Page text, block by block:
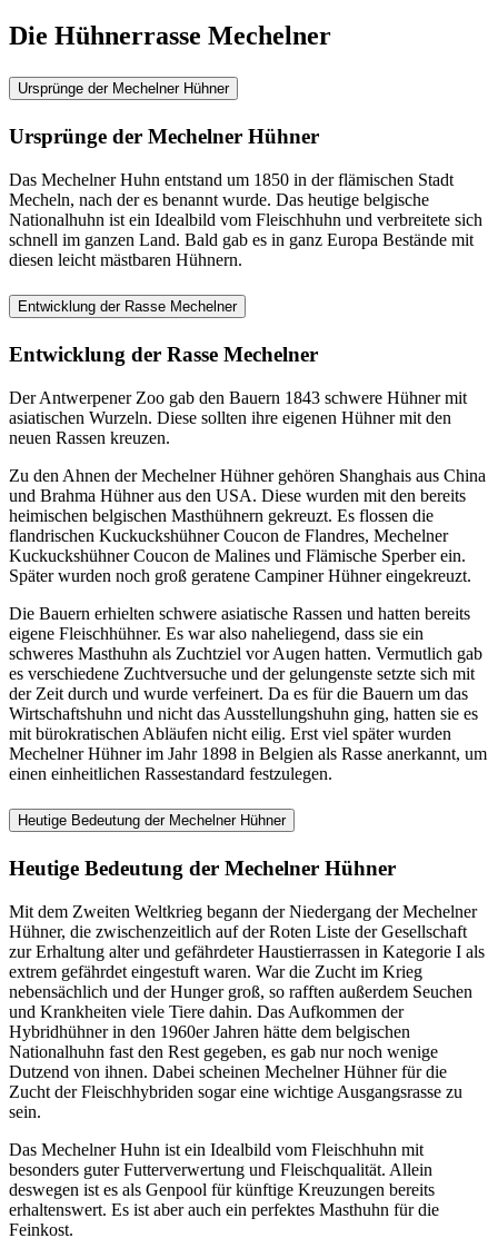
Die Hühnerrasse Mechelner
Ursprünge der Mechelner Hühner
Ursprünge der Mechelner Hühner
Das Mechelner Huhn entstand um 1850 in der flämischen Stadt
Mecheln, nach der es benannt wurde. Das heutige belgische
Nationalhuhn ist ein Idealbild vom Fleischhuhn und verbreitete sich
schnell im ganzen Land. Bald gab es in ganz Europa Bestände mit
diesen leicht mästbaren Hühnern.
Entwicklung der Rasse Mechelner
Entwicklung der Rasse Mechelner
Der Antwerpener Zoo gab den Bauern 1843 schwere Hühner mit
asiatischen Wurzeln. Diese sollten ihre eigenen Hühner mit den
neuen Rassen kreuzen.
Zu den Ahnen der Mechelner Hühner gehören Shanghais aus China
und Brahma Hühner aus den USA. Diese wurden mit den bereits
heimischen belgischen Masthühnern gekreuzt. Es flossen die
flandrischen Kuckuckshühner Coucon de Flandres, Mechelner
Kuckuckshühner Coucon de Malines und Flämische Sperber ein.
Später wurden noch groß geratene Campiner Hühner eingekreuzt.
Die Bauern erhielten schwere asiatische Rassen und hatten bereits
eigene Fleischhühner. Es war also naheliegend, dass sie ein
schweres Masthuhn als Zuchtziel vor Augen hatten. Vermutlich gab
es verschiedene Zuchtversuche und der gelungenste setzte sich mit
der Zeit durch und wurde verfeinert. Da es für die Bauern um das
Wirtschaftshuhn und nicht das Ausstellungshuhn ging, hatten sie es
mit bürokratischen Abläufen nicht eilig. Erst viel später wurden
Mechelner Hühner im Jahr 1898 in Belgien als Rasse anerkannt, um
einen einheitlichen Rassestandard festzulegen.
Heutige Bedeutung der Mechelner Hühner
Heutige Bedeutung der Mechelner Hühner
Mit dem Zweiten Weltkrieg begann der Niedergang der Mechelner
Hühner, die zwischenzeitlich auf der Roten Liste der Gesellschaft
zur Erhaltung alter und gefährdeter Haustierrassen in Kategorie I als
extrem gefährdet eingestuft waren. War die Zucht im Krieg
nebensächlich und der Hunger groß, so rafften außerdem Seuchen
und Krankheiten viele Tiere dahin. Das Aufkommen der
Hybridhühner in den 1960er Jahren hätte dem belgischen
Nationalhuhn fast den Rest gegeben, es gab nur noch wenige
Dutzend von ihnen. Dabei scheinen Mechelner Hühner für die
Zucht der Fleischhybriden sogar eine wichtige Ausgangsrasse zu
sein.
Das Mechelner Huhn ist ein Idealbild vom Fleischhuhn mit
besonders guter Futterverwertung und Fleischqualität. Allein
deswegen ist es als Genpool für künftige Kreuzungen bereits
erhaltenswert. Es ist aber auch ein perfektes Masthuhn für die
Feinkost.